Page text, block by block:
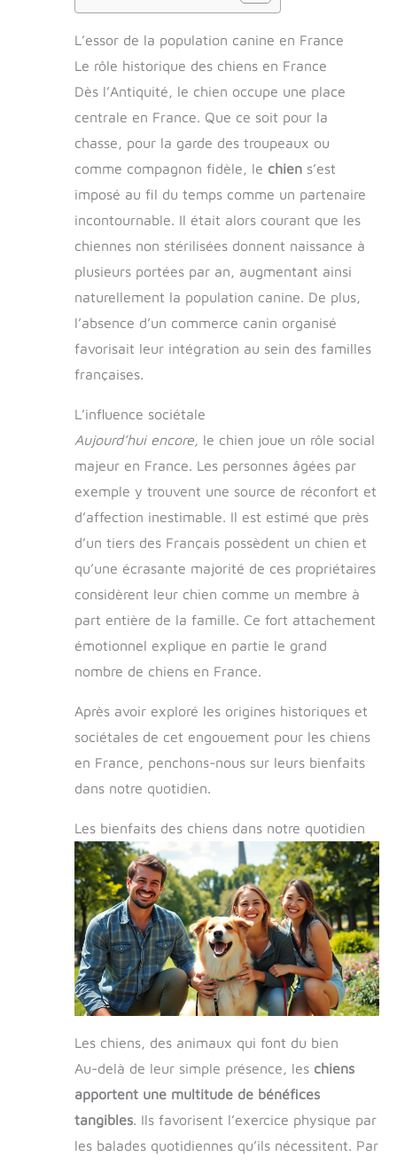
L’essor de la population canine en France
Le rôle historique des chiens en France
Dès l’Antiquité, le chien occupe une place
centrale en France. Que ce soit pour la
chasse, pour la garde des troupeaux ou
comme compagnon fidèle, le chien s’est
imposé au fil du temps comme un partenaire
incontournable. Il était alors courant que les
chiennes non stérilisées donnent naissance à
plusieurs portées par an, augmentant ainsi
naturellement la population canine. De plus,
l’absence d’un commerce canin organisé
favorisait leur intégration au sein des familles
françaises.
L’influence sociétale
Aujourd’hui encore, le chien joue un rôle social
majeur en France. Les personnes âgées par
exemple y trouvent une source de réconfort et
d’affection inestimable. Il est estimé que près
d’un tiers des Français possèdent un chien et
qu’une écrasante majorité de ces propriétaires
considèrent leur chien comme un membre à
part entière de la famille. Ce fort attachement
émotionnel explique en partie le grand
nombre de chiens en France.
Après avoir exploré les origines historiques et
sociétales de cet engouement pour les chiens
en France, penchons-nous sur leurs bienfaits
dans notre quotidien.
Les bienfaits des chiens dans notre quotidien
Les chiens, des animaux qui font du bien
Au-delà de leur simple présence, les chiens
apportent une multitude de bénéfices
tangibles. Ils favorisent l’exercice physique par
les balades quotidiennes qu’ils nécessitent. Par